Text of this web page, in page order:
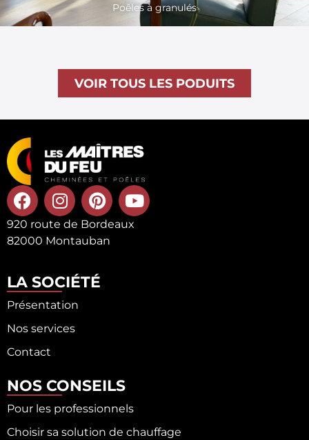
Poêles à granulés
VOIR TOUS LES PODUITS
920 route de Bordeaux
82000 Montauban
LA SOCIÉTÉ
Présentation
Nos services
Contact
NOS CONSEILS
Pour les professionnels
Choisir sa solution de chauffage